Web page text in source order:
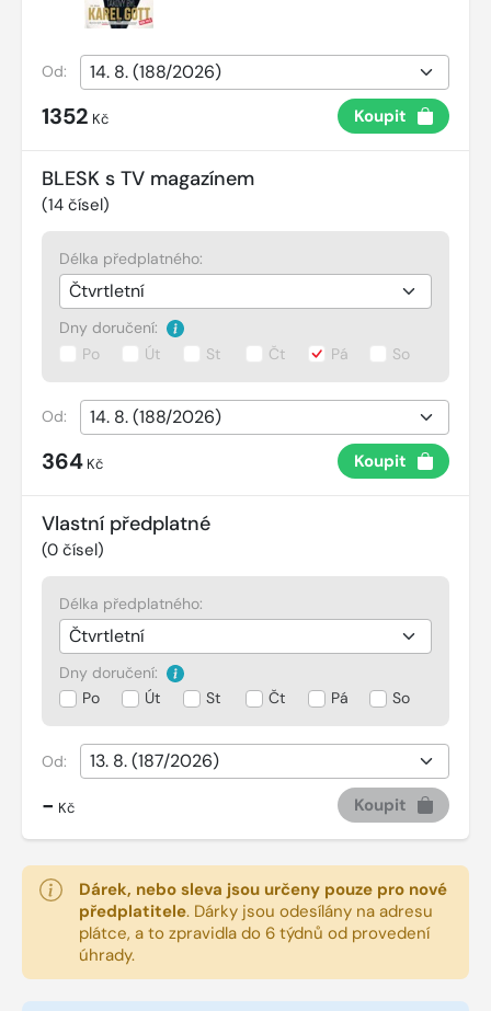
Od:
1352 Kč Koupit
BLESK s TV magazínem
(14 čísel)
Délka předplatného:
Dny doručení:
Po
Út St Čt Pá So
Od:
364 Kč Koupit
Vlastní předplatné
(0 čísel)
Délka předplatného:
Dny doručení:
Po
Út St Čt Pá So
Od:
- Kč Koupit
Dárek, nebo sleva jsou určeny pouze pro nové
předplatitele. Dárky jsou odesílány na adresu
plátce, a to zpravidla do 6 týdnů od provedení
úhrady.